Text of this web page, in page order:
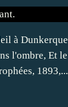
à
l'ombre, Et
1893,...